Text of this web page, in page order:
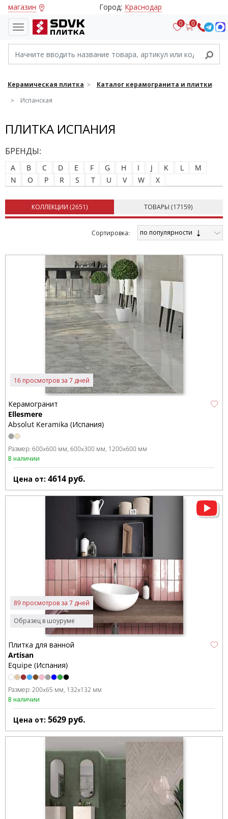
магазин Город: Краснодар
0 0
Керамическая плитка
Каталог керамогранита и плитки
Испанская
ПЛИТКА ИСПАНИЯ
БРЕНДЫ:
A B C D E F G H I J K L
M
N
O P R S T U V W X
КОЛЛЕКЦИИ (2651) ТОВАРЫ (17159)
Cортировка: по популярности
16 просмотров за 7 дней
Керамогранит
Ellesmere
Absolut Keramika (Испания)
Размер: 600x600 мм 600x300 мм 1200x600 мм
В наличии
Цена от: 4614 руб.
Образец в шоуруме
89 просмотров за 7 дней
Плитка для ванной
Artisan
Equipe (Испания)
Размер: 200x65 мм 132x132 мм
В наличии
Цена от: 5629 руб.